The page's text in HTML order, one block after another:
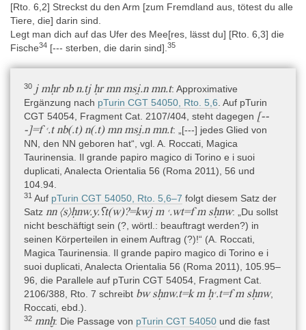
[Rto. 6,2] Streckst du den Arm [zum Fremdland aus, tötest du alle
Tiere, die] darin sind.
Legt man dich auf das Ufer des Mee[res, lässt du] [Rto. 6,3] die
Fische34 [--- sterben, die darin sind]. 35
30 j mḥr nb n.tj ḥr mn msi̯.n mn.t: Approximative
Ergänzung nach pTurin CGT 54050, Rto. 5,6 . Auf pTurin
CGT 54054, Fragment Cat. 2107/404, steht dagegen [--
-]=f ꜥ.t nb(.t) n(.t) mn msi̯.n mn.t: „[---] jedes Glied von
NN, den NN geboren hat“, vgl. A. Roccati, Magica
Taurinensia. Il grande papiro magico di Torino e i suoi
duplicati, Analecta Orientalia 56 (Roma 2011), 56 und
104.94.
31 Auf pTurin CGT 54050, Rto. 5,6–7 folgt diesem Satz der
Satz nn ⟨s⟩ḥnw.y.⸮t(w)?=kwj m ꜥ.wt=f m sḥnw: „Du sollst
nicht beschäftigt sein (?, wörtl.: beauftragt werden?) in
seinen Körperteilen in einem Auftrag (?)!“ (A. Roccati,
Magica Taurinensia. Il grande papiro magico di Torino e i
suoi duplicati, Analecta Orientalia 56 (Roma 2011), 105.95–
96, die Parallele auf pTurin CGT 54054, Fragment Cat.
2106/388, Rto. 7 schreibt bw sḥnw.t=k m ḥꜥ.t=f m sḥnw,
Roccati, ebd.).
32 mnḫ: Die Passage von pTurin CGT 54050 und die fast